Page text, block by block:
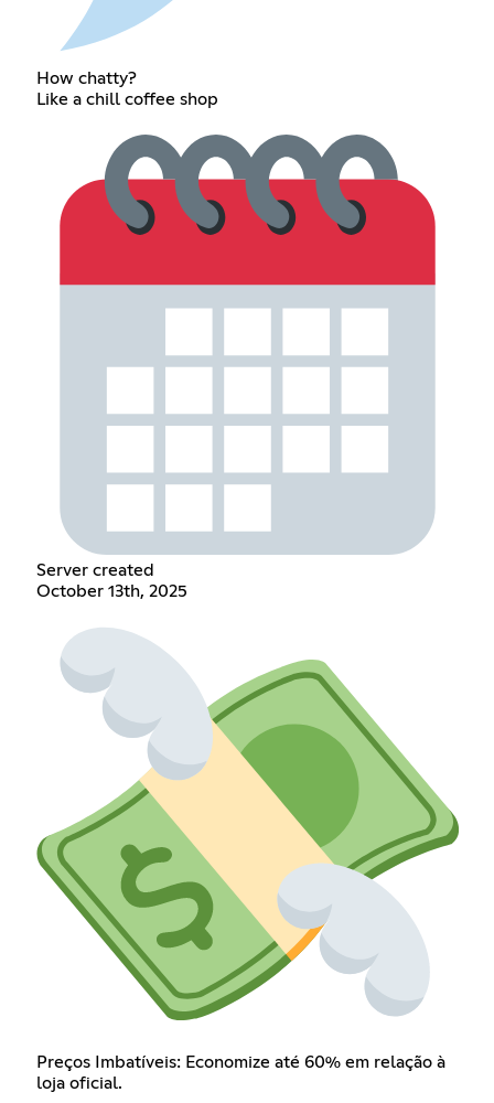
How chatty?
Like a chill coffee shop
Server created
October 13th, 2025
Preços Imbatíveis: Economize até 60% em relação à
loja oficial.